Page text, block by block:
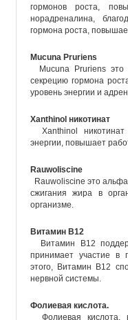
гормонов роста,
норадреналина,
гормона роста,
Mucuna Pruriens
Mucuna Pruriens это
секрецию гормона
уровень энергии и
Xanthinol никотинат
Xanthinol никотинат
энергии, повышает
Rauwoliscine
Rauwoliscine это
сжигания жира в
организме.
Витамин B12
Витамин B12
принимает участие в
этого, Витамин B12
нервной системы.
Фолиевая кислота.
Фолиевая кислота,